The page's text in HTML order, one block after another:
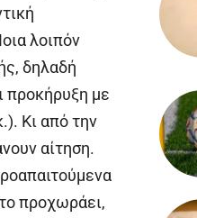
λοιπόν
δηλαδή
προκήρυξη με
Κι από την
αίτηση.
προχωράει,